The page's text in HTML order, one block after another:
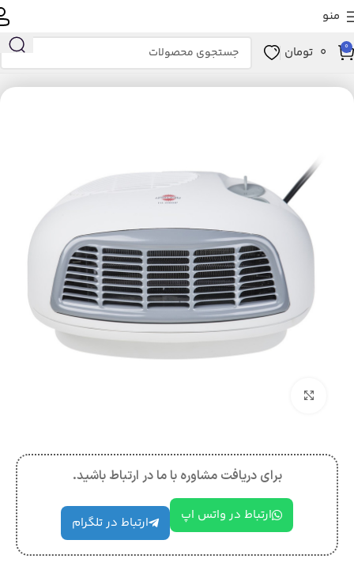
منو
0
0 تومان
خانه لوازم خانگی برقی تهویه، سرمایش و گرمایش
برای دریافت مشاوره با ما در ارتباط باشید.
ارتباط در واتس اپ ارتباط در تلگرام